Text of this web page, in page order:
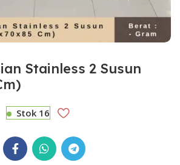
Stainless 2 Susun
Stok 16